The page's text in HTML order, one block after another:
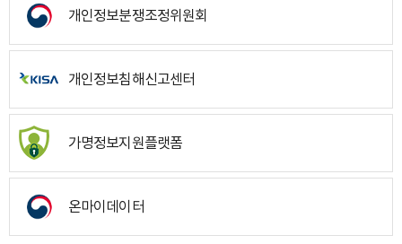
개인정보분쟁조정위원회
개인정보침해신고센터
가명정보지원플랫폼
온마이데이터